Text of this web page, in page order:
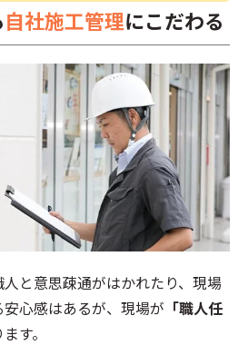
自社施工管理にこだわる
と意思疎通がはかれたり、現場
心感はあるが、現場が 「職人任
す。